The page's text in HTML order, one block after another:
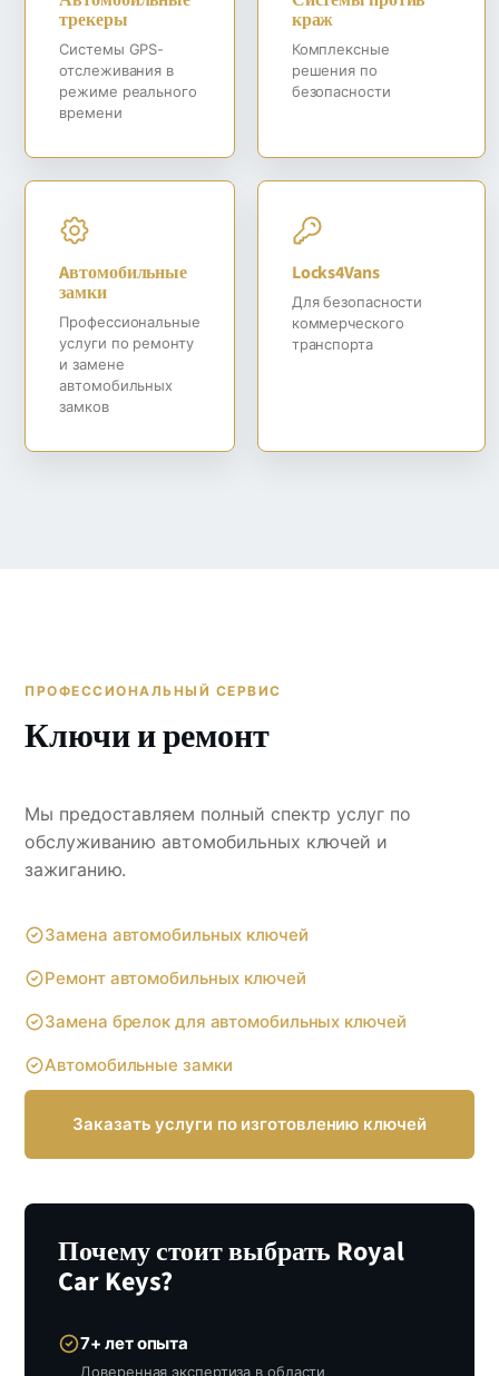
трекеры
Системы GPS-
отслеживания в
режиме реального
времени
краж
Комплексные
решения по
безопасности
Aвтомобильные
замки
Профессиональные
услуги по ремонту
и замене
автомобильных
замков
Locks4Vans
Для безопасности
коммерческого
транспорта
ПРОФЕССИОНАЛЬНЫЙ СЕРВИС
Ключи и ремонт
Мы предоставляем полный спектр услуг по
обслуживанию автомобильных ключей и
зажиганию.
Замена автомобильных ключей
Ремонт автомобильных ключей
Замена брелок для автомобильных ключей
Автомобильные замки
Заказать услуги по изготовлению ключей
Почему стоит выбрать Royal
Car Keys?
7+ лет опыта
Доверенная экспертиза в области